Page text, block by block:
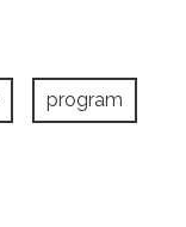
program